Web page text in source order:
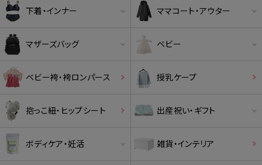
下着・インナー ママコート・アウター
マザーズバッグ ベビー
ベビー袴・袴ロンパース 授乳ケープ
抱っこ紐・ヒップシート 出産祝い・ギフト
ボディケア・妊活 雑貨・インテリア